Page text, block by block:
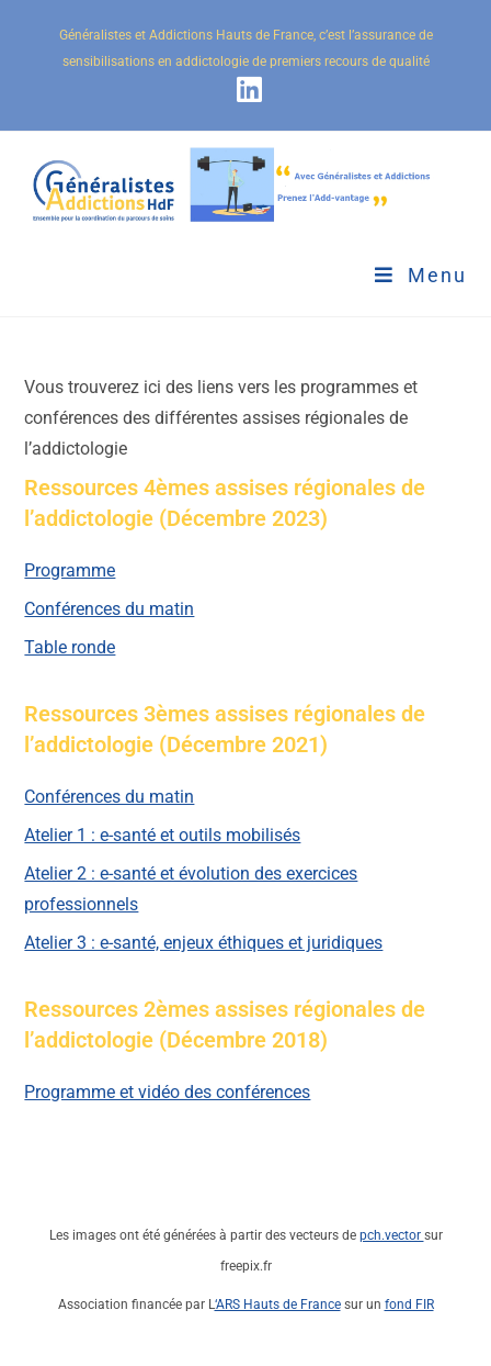
Généralistes et Addictions Hauts de France, c’est l’assurance de
sensibilisations en addictologie de premiers recours de qualité
Menu
Vous trouverez ici des liens vers les programmes et
conférences des différentes assises régionales de
l’addictologie
Ressources 4èmes assises régionales de
l’addictologie (Décembre 2023)
Programme
Conférences du matin
Table ronde
Ressources 3èmes assises régionales de
l’addictologie (Décembre 2021)
Conférences du matin
Atelier 1 : e-santé et outils mobilisés
Atelier 2 : e-santé et évolution des exercices
professionnels
Atelier 3 : e-santé, enjeux éthiques et juridiques
Ressources 2èmes assises régionales de
l’addictologie (Décembre 2018)
Programme et vidéo des conférences
Les images ont été générées à partir des vecteurs de pch.vector sur
freepix.fr
Association financée par L‘ARS Hauts de Francesur un fond FIR